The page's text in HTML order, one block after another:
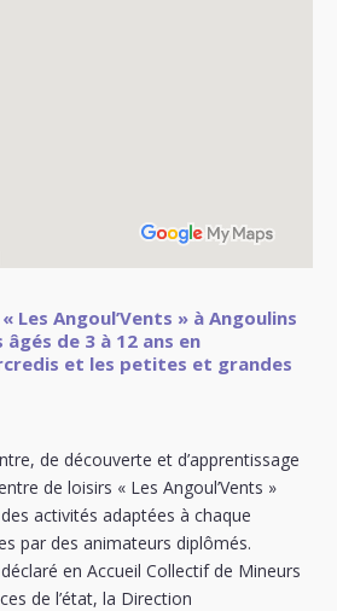
Les Angoul’Vents » à Angoulins
de 3 à 12 ans en
et les petites et grandes
de découverte et d’apprentissage
de loisirs « Les Angoul’Vents »
activités adaptées à chaque
par des animateurs diplômés.
en Accueil Collectif de Mineurs
de l’état, la Direction